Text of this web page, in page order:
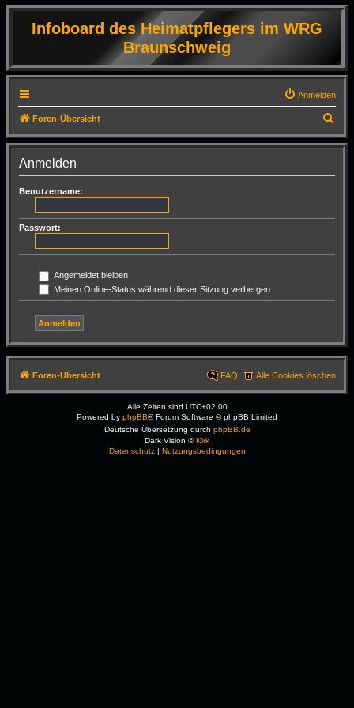
Infoboard des Heimatpflegers im WRG
Braunschweig
Anmelden
Foren-Übersicht
u
Anmelden
Benutzername:
Passwort:
Angemeldet bleiben
Meinen Online-Status während dieser Sitzung verbergen
Foren-Übersicht Alle Cookies löschen
FAQ
Alle Zeiten sind UTC+02:00
Powered by phpBB® Forum Software © phpBB Limited
Deutsche Übersetzung durch phpBB.de
Dark Vision ©Kirk
Datenschutz| Nutzungsbedingungen